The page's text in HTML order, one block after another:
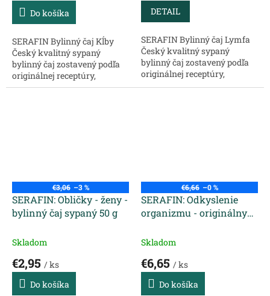
Do košíka
SERAFIN Bylinný čaj Kĺby
Český kvalitný sypaný
bylinný čaj zostavený podľa
originálnej receptúry,
chránený ochrannou
DETAIL
SERAFIN Bylinný čaj Lymfa
Český kvalitný sypaný
bylinný čaj zostavený podľa
originálnej receptúry,
chránený ochrannou
€3,06 –3 %
SERAFIN: Obličky - ženy -
bylinný čaj sypaný 50 g
Skladom
€2,95 / ks
Do košíka
€6,66 –0 %
SERAFIN: Odkyslenie
organizmu - originálny
g
Skladom
€6,65 / ks
Do košíka